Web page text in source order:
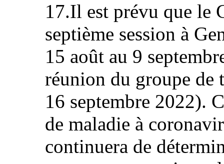
17.Il est prévu que le
septième session à
15 août au 9
réunion du groupe de
16 septembre 2022).
de maladie à
continuera de